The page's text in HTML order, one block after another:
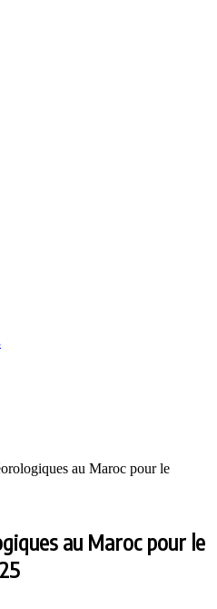
au Maroc pour le
au Maroc pour le